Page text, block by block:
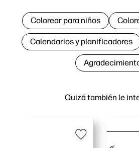
Quizá también le
Colorear para niños
Calendarios y planificadores